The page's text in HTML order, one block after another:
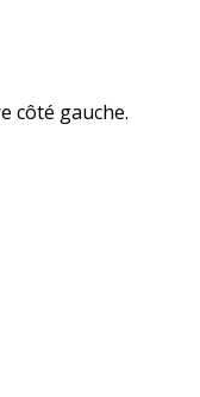
côté gauche.